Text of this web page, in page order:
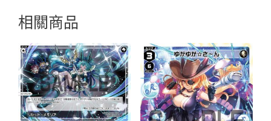
龍
LV1
有
LB」
數
量
相關商品